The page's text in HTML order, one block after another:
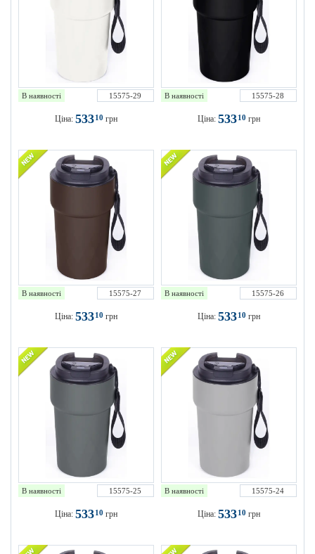
В наявності 15575-29
Ціна: 53310 грн
В наявності 15575-28
Ціна: 53310 грн
В наявності 15575-27
Ціна: 53310 грн
В наявності 15575-26
Ціна: 53310 грн
В наявності 15575-25
Ціна: 53310 грн
В наявності 15575-24
Ціна: 53310 грн